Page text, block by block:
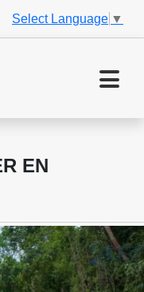
Select Language ▼
EN